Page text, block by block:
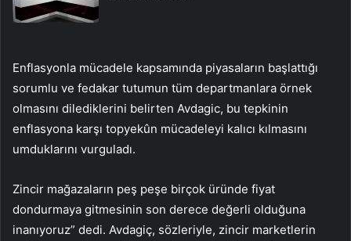
Enflasyonla mücadele kapsamında piyasaların başlattığı
sorumlu ve fedakar tutumun tüm departmanlara örnek
olmasını dilediklerini belirten Avdagic, bu tepkinin
enflasyona karşı topyekûn mücadeleyi kalıcı kılmasını
umduklarını vurguladı.
Zincir mağazaların peş peşe birçok üründe fiyat
dondurmaya gitmesinin son derece değerli olduğuna
inanıyoruz” dedi. Avdagiç, sözleriyle, zincir marketlerin